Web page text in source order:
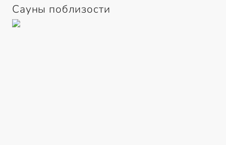
Сауны поблизости